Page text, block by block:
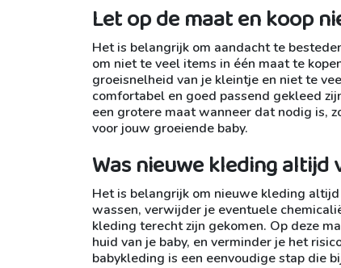
Let op de maat en koop
Het is belangrijk om aandacht te
om niet te veel items in één maat te
groeisnelheid van je kleintje en niet te
comfortabel en goed passend gekleed
een grotere maat wanneer dat nodig is,
voor jouw groeiende baby.
Was nieuwe kleding
Het is belangrijk om nieuwe kleding
wassen, verwijder je eventuele
kleding terecht zijn gekomen. Op deze
huid van je baby, en verminder je het
babykleding is een eenvoudige stap die